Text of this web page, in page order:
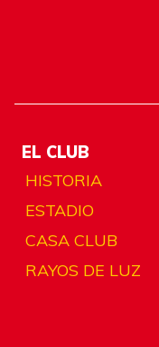
EL CLUB
HISTORIA
ESTADIO
CASA CLUB
RAYOS DE LUZ